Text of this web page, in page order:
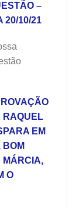
–
20/10/21
RAQUEL
EM
BOM
MÁRCIA,
O